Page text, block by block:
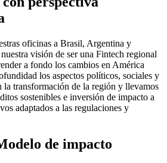
oficinas a Brasil, Argentina y
visión de ser una Fintech regional
a fondo los cambios en América
los aspectos políticos, sociales y
la transformación de la región y llevamos
sostenibles e inversión de impacto a
adaptados a las regulaciones y
de impacto